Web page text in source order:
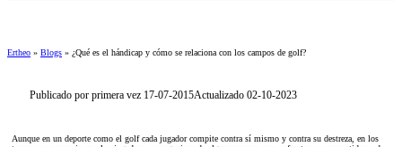
Ertheo » Blogs » ¿Qué es el hándicap y cómo se relaciona con los campos de golf?
Publicado por primera vez 17-07-2015Actualizado 02-10-2023
Aunque en un deporte como el golf cada jugador compite contra sí mismo y contra su destreza, en los